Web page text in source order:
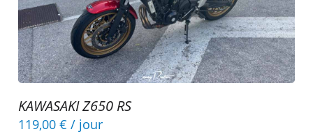
KAWASAKI Z650 RS
119,00 € / jour